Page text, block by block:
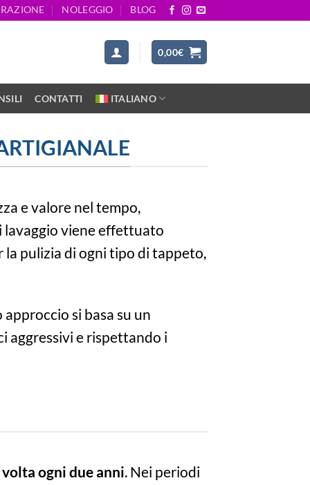
NOLEGGIO BLOG
0,00€
CONTATTI ITALIANO
e valore nel tempo,
lavaggio viene effettuato
la pulizia di ogni tipo di tappeto,
si basa su un
aggressivi e rispettando i
ogni due anni. Nei periodi